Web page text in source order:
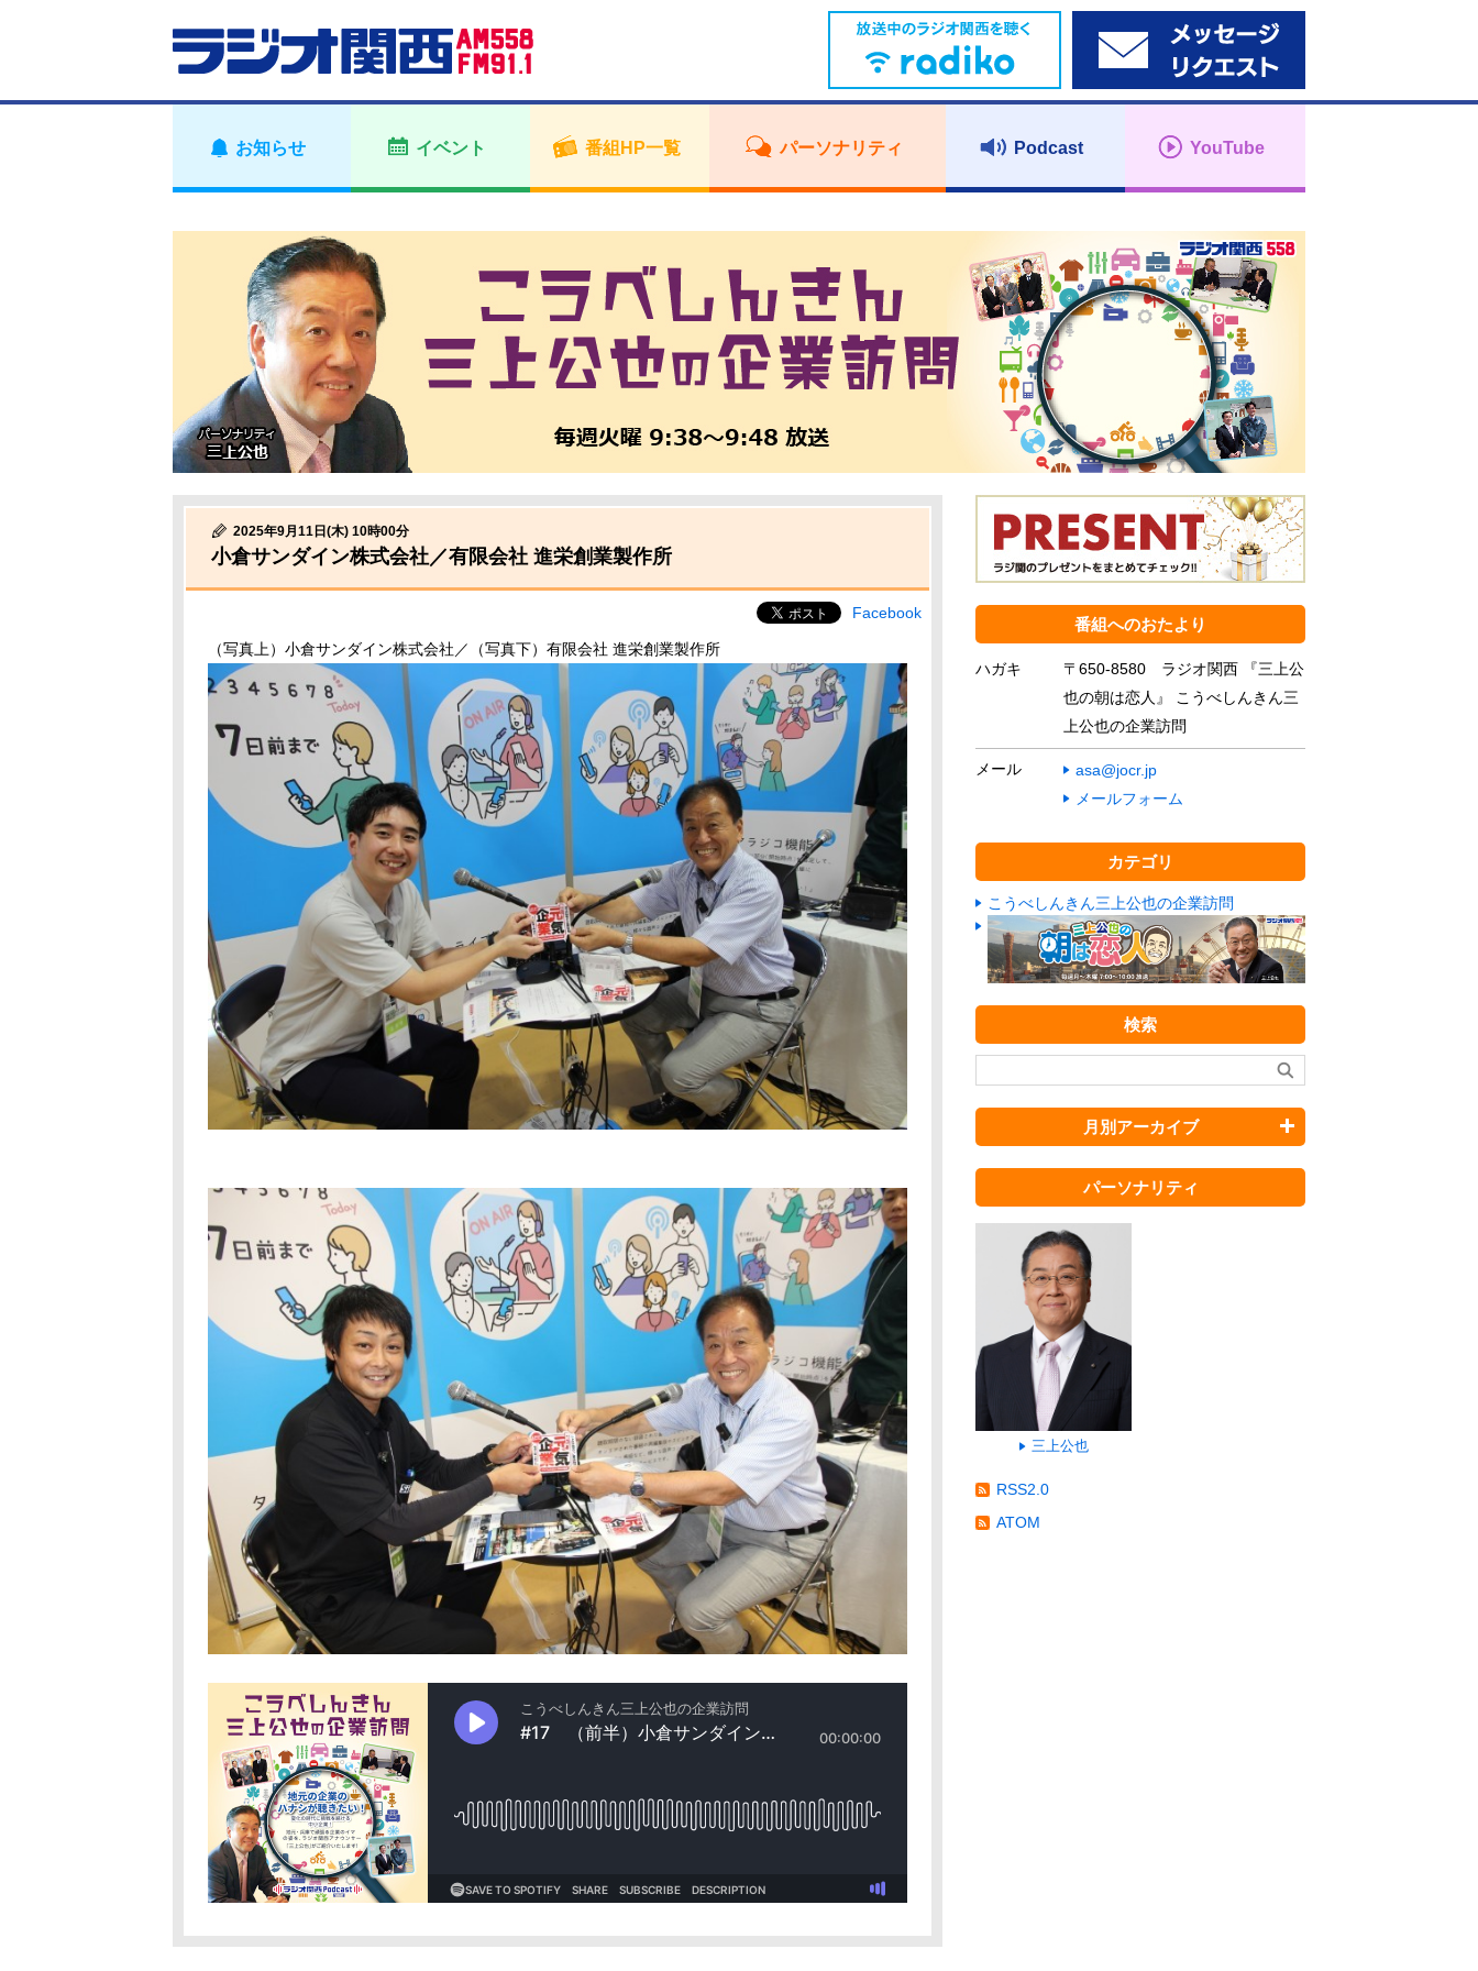
お知らせ イベント 番組HP一覧 パーソナリティ Podcast YouTube
2025年9月11日(木) 10時00分
小倉サンダイン株式会社／有限会社 進栄創業製作所
Facebook
（写真上）小倉サンダイン株式会社／（写真下）有限会社 進栄創業製作所
番組へのおたより
ハガキ
〒650-8580 ラジオ関西 『三上公
也の朝は恋人』 こうべしんきん三
上公也の企業訪問
メール
asa@jocr.jp
メールフォーム
カテゴリ
こうべしんきん三上公也の企業訪問
検索
月別アーカイブ
パーソナリティ
三上公也
RSS2.0
ATOM